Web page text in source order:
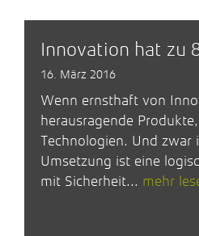
Innovation hat zu
16. März 2016
Wenn ernsthaft von
herausragende
Technologien. Und zwar
Umsetzung ist eine
mit Sicherheit... mehr